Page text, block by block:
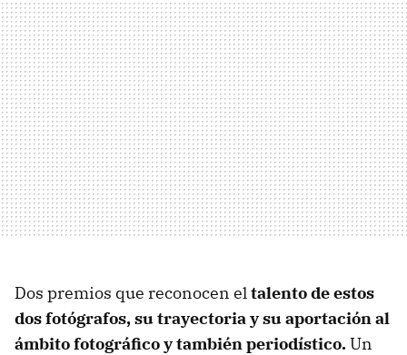
Dos premios que reconocen eltalento de estos
dos fotógrafos, su trayectoria y su aportación al
ámbito fotográfico y también periodístico.Un